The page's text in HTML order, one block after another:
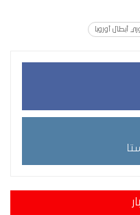
أبطال أوروبا